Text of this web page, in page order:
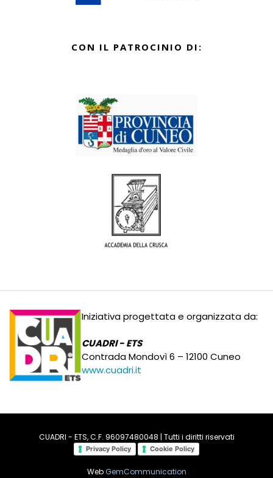
CON IL PATROCINIO DI:
Iniziativa progettata e organizzata da:
CUADRI - ETS
Contrada Mondovì 6 – 12100 Cuneo
www.cuadri.it
CUADRI - ETS, C.F. 96097480048 | Tutti i diritti riservati
Privacy Policy Cookie Policy
WebGemCommunication